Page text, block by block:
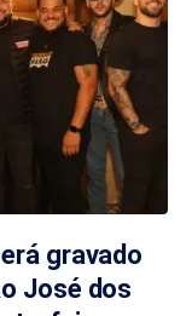
gravado
José dos